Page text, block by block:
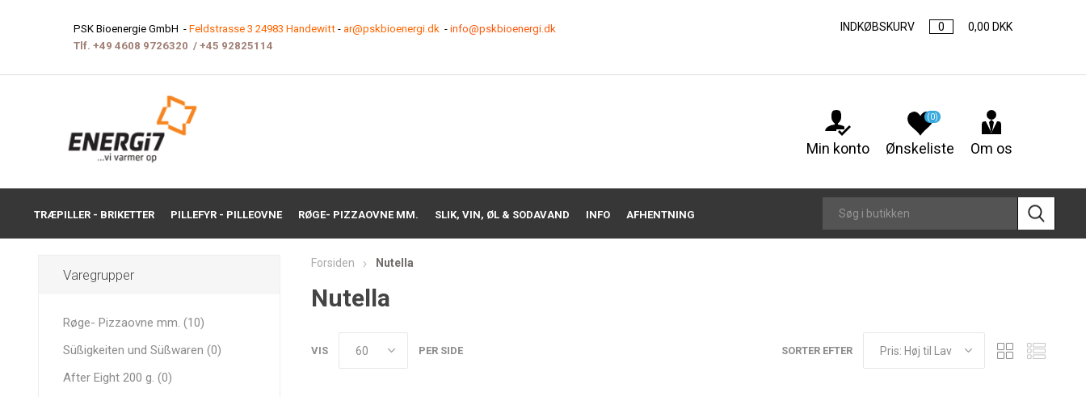
PSK Bioenergie GmbH - Feldstrasse 3 24983 Handewitt- ar@pskbioenergi.dk- info@pskbioenergi.dk
Tlf. +49 4608 9726320 / +45 9282511 4
INDKØBSKURV 0 0,00 DKK
Min konto Ønskeliste
(0)
Om os
TRÆPILLER - BRIKETTER PILLEFYR - PILLEOVNE RØGE- PIZZAOVNE MM. SLIK, VIN, ØL & SODAVAND INFO AFHENTNING
Forsiden Nutella
Nutella
SORTER EFTER
VIS PER SIDE
Varegrupper
Røge- Pizzaovne mm. (10)
Süßigkeiten und Süßwaren (0)
After Eight 200 g. (0)